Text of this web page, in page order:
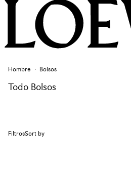
Hombre Bolsos
Todo Bolsos
FiltrosSort by